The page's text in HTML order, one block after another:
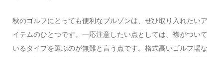
秋のゴルフにとっても便利なブルゾンは、ぜひ取り入れたいア
イテムのひとつです。一応注意したい点としては、襟がついて
いるタイプを選ぶのが無難と言う点です。格式高いゴルフ場な